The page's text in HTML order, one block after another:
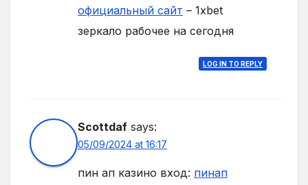
официальный сайт – 1xbet
зеркало рабочее на сегодня
LOG IN TO REPLY
Scottdaf says:
05/09/2024 at 16:17
пин ап казино вход: пинап